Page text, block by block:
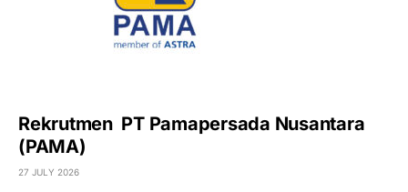
Rekrutmen PT Pamapersada Nusantara
(PAMA)
27 JULY 2026